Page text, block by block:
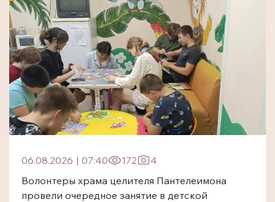
06.08.2026 | 07:40 172
4
Волонтеры храма целителя Пантелеимона
провели очередное занятие в детской